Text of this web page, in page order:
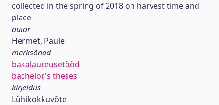
collected in the spring of 2018 on harvest time and
place
autor
Hermet, Paule
märksõnad
bakalaureusetööd
bachelor's theses
kirjeldus
Lühikokkuvõte